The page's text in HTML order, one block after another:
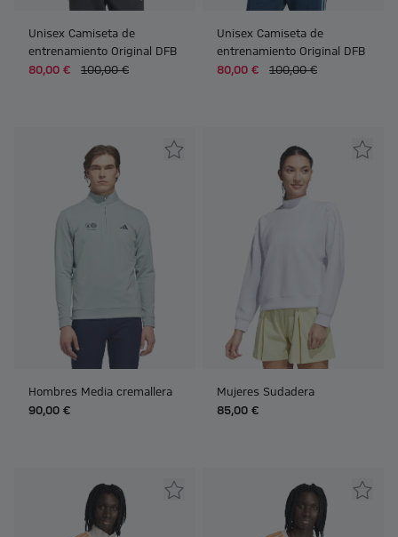
Unisex Camiseta de
entrenamiento Original DFB
80,00 €
100,00 €
Unisex Camiseta de
entrenamiento Original DFB
80,00 €
100,00 €
Hombres Media cremallera
90,00 €
Mujeres Sudadera
85,00 €